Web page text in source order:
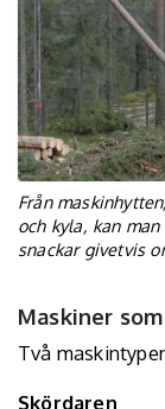
Från
och kyla, kan
snackar givetvis
Maskiner
Två
Skördaren